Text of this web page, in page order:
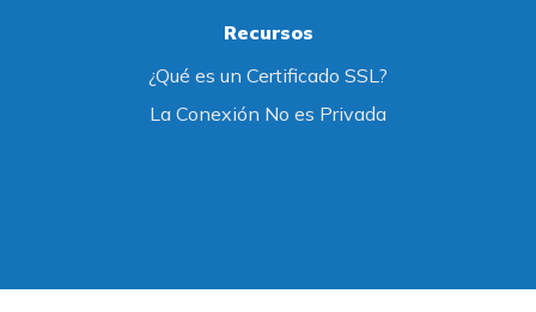
Recursos
¿Qué es un Certificado SSL?
La Conexión No es Privada